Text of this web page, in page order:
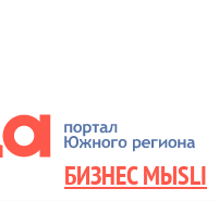
БИЗНЕС МЫSLI